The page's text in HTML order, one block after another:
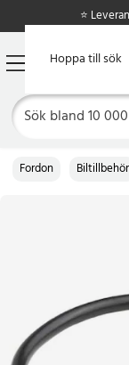
Hoppa till
Hoppa till sök
⭐
Fordon Biltillbehör